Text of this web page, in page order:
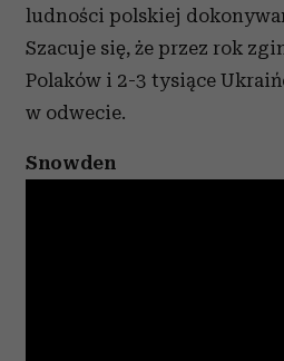
ludności polskiej
Szacuje się, że przez rok
Polaków i 2-3 tysiące
w odwecie.
Snowden